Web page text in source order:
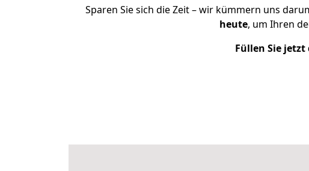
Sparen Sie sich die Zeit – wir kümmern uns
heute, um Ihren
Füllen Sie